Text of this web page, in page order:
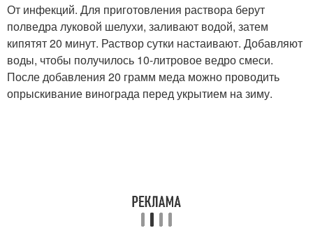
От инфекций. Для приготовления раствора берут
полведра луковой шелухи, заливают водой, затем
кипятят 20 минут. Раствор сутки настаивают. Добавляют
воды, чтобы получилось 10-литровое ведро смеси.
После добавления 20 грамм меда можно проводить
опрыскивание винограда перед укрытием на зиму.